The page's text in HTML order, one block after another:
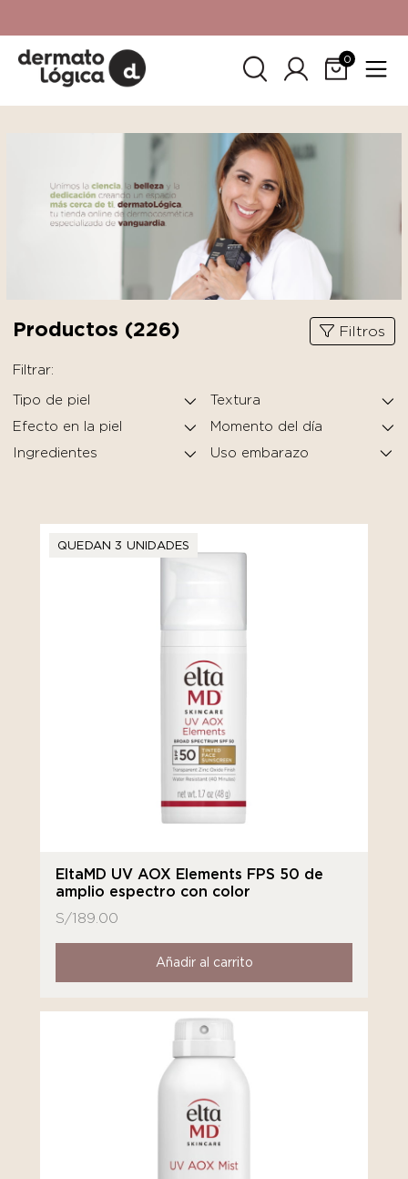
SkinCeuticals.
0
Productos (226) Filtros
Filtrar:
Tipo de piel
Textura
Efecto en la piel
Momento del día
Ingredientes
QUEDAN 3 UNIDADES
EltaMD UV AOX Elements FPS 50 de
amplio espectro con color
S/189.00
Añadir al carrito